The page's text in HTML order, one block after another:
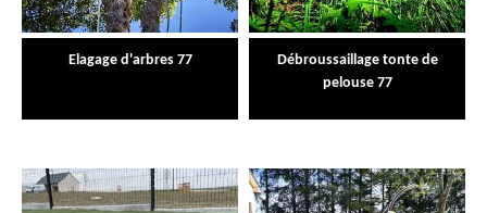
Elagage d'arbres 77
Débroussaillage tonte de
pelouse 77